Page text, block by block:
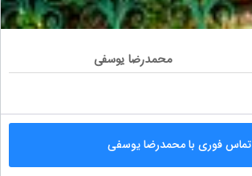
محمدرضا یوسفی
تماس فوری با محمدرضا یوسفی